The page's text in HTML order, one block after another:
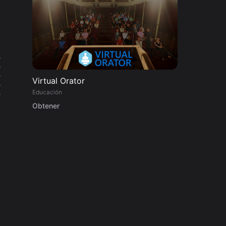
Virtual Orator
Educación
Obtener